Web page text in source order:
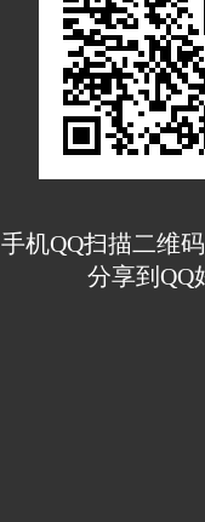
手机QQ扫描二维
分享到QQ